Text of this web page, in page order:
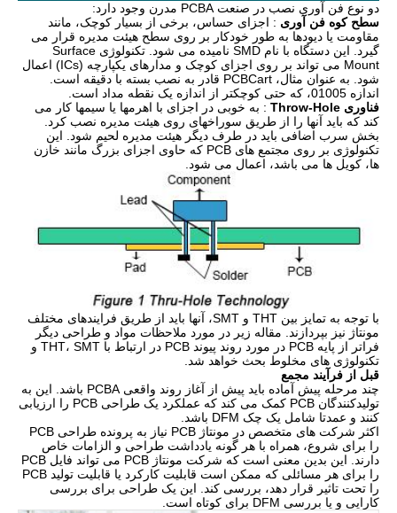
دو نوع فن آوری نصب در صنعت PCBA مدرن وجود دارد:
سطح کوه فن آوری : اجزای حساس، برخی از بسیار کوچک، مانند
مقاومت یا دیودها به طور خودکار بر روی سطح هیئت مدیره قرار می
گیرد. این دستگاه با نام SMD نامیده می شود. تکنولوژی Surface
Mount می تواند بر روی اجزای کوچک و مدارهای یکپارچه (ICs) اعمال
شود. به عنوان مثال، PCBCart قادر به نصب بسته با دقیقه است.
اندازه 01005، که حتی کوچکتر از اندازه یک نقطه مداد است.
فناوری Throw-Hole
: به خوبی در اجزای با اهرمها یا سیمها کار می
کند که باید آنها را از طریق سوراخهای روی هیئت مدیره نصب کرد.
بخش سرب اضافی باید در طرف دیگر هیئت مدیره لحیم شود. این
تکنولوژی بر روی مجتمع های PCB که حاوی اجزای بزرگ مانند خازن
ها، کویل ها می باشد، اعمال می شود.
با توجه به تمایز بین THT و SMT، آنها باید از طریق فرایندهای مختلف
مونتاژ نیز بپردازند. مقاله زیر در مورد ملاحظات مواد و طراحی دیگر
فراتر از پایه PCB در مورد روند پیوند PCB در ارتباط با THT، SMT و
تکنولوژی های مخلوط بحث خواهد شد.
قبل از فرآیند مجمع
چند مرحله پیش آماده باید پیش از آغاز روند واقعی PCBA باشد. این به
تولیدکنندگان PCB کمک می کند که عملکرد یک طراحی PCB را ارزیابی
کنند و عمدتا شامل یک چک DFM باشد.
اکثر شرکت های متخصص در مونتاژ PCB نیاز به پرونده طراحی PCB
را برای شروع، همراه با هر گونه یادداشت طراحی و الزامات خاص
دارند. این بدین معنی است که شرکت مونتاژ PCB می تواند فایل PCB
را برای هر مسائلی که ممکن است قابلیت کارکرد یا قابلیت تولید PCB
را تحت تاثیر قرار دهد، بررسی کند. این یک طراحی برای بررسی
کارایی و یا بررسی DFM برای کوتاه است.